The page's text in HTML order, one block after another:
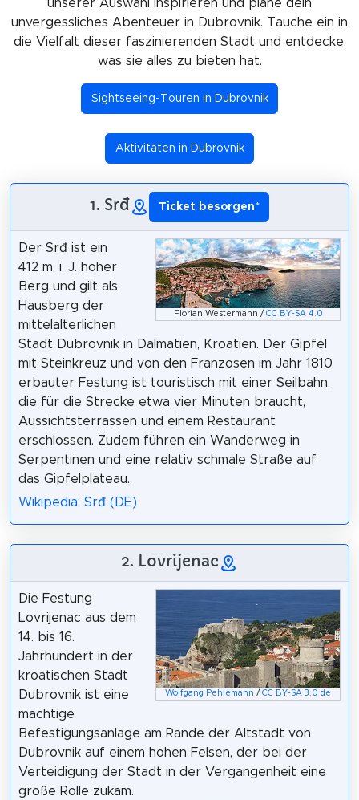
unserer Auswahl inspirieren und plane dein
unvergessliches Abenteuer in Dubrovnik. Tauche ein in
die Vielfalt dieser faszinierenden Stadt und entdecke,
was sie alles zu bieten hat.
Sightseeing-Touren in Dubrovnik
Aktivitäten in Dubrovnik
1. Srđ Ticket besorgen*
Florian Westermann / CC BY-SA 4.0
Der Srđ ist ein
412 m. i. J. hoher
Berg und gilt als
Hausberg der
mittelalterlichen
Stadt Dubrovnik in Dalmatien, Kroatien. Der Gipfel
mit Steinkreuz und von den Franzosen im Jahr 1810
erbauter Festung ist touristisch mit einer Seilbahn,
die für die Strecke etwa vier Minuten braucht,
Aussichtsterrassen und einem Restaurant
erschlossen. Zudem führen ein Wanderweg in
Serpentinen und eine relativ schmale Straße auf
das Gipfelplateau.
Wikipedia: Srđ (DE)
2. Lovrijenac
Wolfgang Pehlemann /CC BY-SA 3.0 de
Die Festung
Lovrijenac aus dem
14. bis 16.
Jahrhundert in der
kroatischen Stadt
Dubrovnik ist eine
mächtige
Befestigungsanlage am Rande der Altstadt von
Dubrovnik auf einem hohen Felsen, der bei der
Verteidigung der Stadt in der Vergangenheit eine
große Rolle zukam.